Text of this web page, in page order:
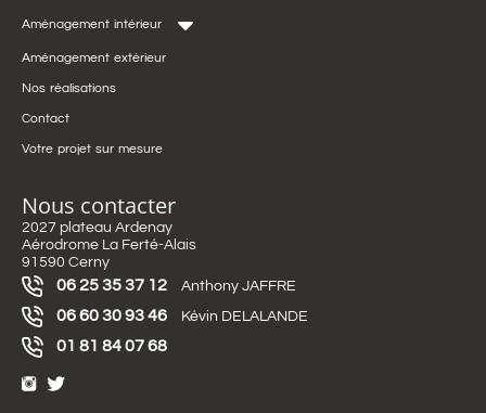
Aménagement intérieur
Aménagement extérieur
Nos réalisations
Contact
Votre projet sur mesure
Nous contacter
2027 plateau Ardenay
Aérodrome La Ferté-Alais
91590 Cerny
06 25 35 37 12 Anthony JAFFRE
06 60 30 93 46 Kévin DELALANDE
01 81 84 07 68